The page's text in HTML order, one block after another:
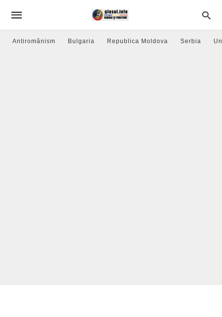
Antiromânism Bulgaria Republica Moldova Serbia